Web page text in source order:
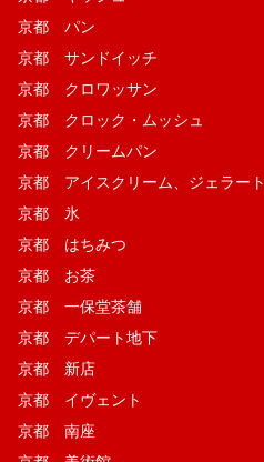
京都 パン
京都 サンドイッチ
京都 クロワッサン
京都 クロック・ムッシュ
京都 クリームパン
京都 アイスクリーム、ジェラート
京都 氷
京都 はちみつ
京都 お茶
京都 一保堂茶舗
京都 デパート地下
京都 新店
京都 イヴェント
京都 南座